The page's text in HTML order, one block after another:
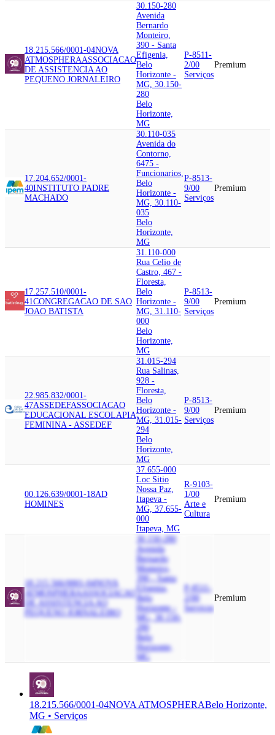
18.215.566/0001-04NOVA
ATMOSPHERAASSOCIACAO
DE ASSISTENCIA AO
PEQUENO JORNALEIRO
30.150-280
Avenida
Bernardo
Monteiro,
390 - Santa
Efigenia,
Belo
Horizonte -
MG, 30.150-
280
Belo
Horizonte,
MG
P-8511-
2/00
Serviços
Premium
17.204.652/0001-
40INSTITUTO PADRE
MACHADO
30.110-035
Avenida do
Contorno,
6475 -
Funcionarios,
Belo
Horizonte -
MG, 30.110-
035
Belo
Horizonte,
MG
P-8513-
9/00
Serviços
Premium
17.257.510/0001-
41 CONGREGACAO DE SAO
JOAO BATISTA
31.110-000
Rua Celio de
Castro, 467 -
Floresta,
Belo
Horizonte -
MG, 31.110-
000
Belo
Horizonte,
MG
P-8513-
9/00
Serviços
Premium
22.985.832/0001-
47ASSEDEFASSOCIACAO
EDUCACIONAL ESCOLAPIA
FEMININA - ASSEDEF
31.015-294
Rua Salinas,
928 -
Floresta,
Belo
Horizonte -
MG, 31.015-
294
Belo
Horizonte,
MG
P-8513-
9/00
Serviços
Premium
00.126.639/0001-18AD
HOMINES
37.655-000
Loc Sitio
Nossa Paz,
Itapeva -
MG, 37.655-
000
Itapeva, MG
R-9103-
1/00
Arte e
Cultura
Premium
18.215.566/0001-04NOVA
ATMOSPHERAASSOCIACAO
DE ASSISTENCIA AO
PEQUENO JORNALEIRO
30.150-280
Avenida
Bernardo
Monteiro,
390 - Santa
Efigenia,
Belo
Horizonte -
MG, 30.150-
Belo
Horizonte,
MG
P-8511-
Serviços
Premium
18.215.566/0001-04NOVA ATMOSPHERABelo Horizonte,
MG • Serviços